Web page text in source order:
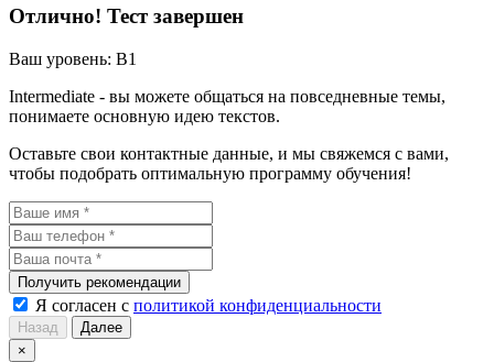
Отлично! Тест завершен
Ваш уровень: B1
Intermediate - вы можете общаться на повседневные темы,
понимаете основную идею текстов.
Оставьте свои контактные данные, и мы свяжемся с вами,
чтобы подобрать оптимальную программу обучения!
Получить рекомендации
Я согласен с политикой конфиденциальности
Назад
Далее
×